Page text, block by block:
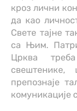
кроз лични
да као
Свете тајне
са Њим.
Црква
препознаје
комуникације